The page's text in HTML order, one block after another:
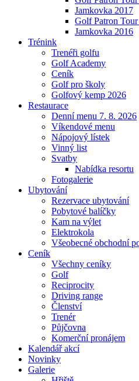
Jamkovka 2017
Golf Patron
Jamkovka 2016
Trénink
Trenéři golfu
Golf Academy
Ceník
Golf pro školy
Golfový kemp 2026
Restaurace
Denní menu 7. 8. 2026
Víkendové menu
Nápojový lístek
Vinný list
Svatby
Nabídka resortu
Fotogalerie
Ubytování
Rezervace ubytování
Pobytové balíčky
Kam na výlet
Elektrokola
Všeobecné obchodní
Ceník
Všechny ceníky
Golf
Reciprocity
Driving range
Členství
Trenér
Půjčovna
Komerční pronájem
Kalendář akcí
Novinky
Galerie